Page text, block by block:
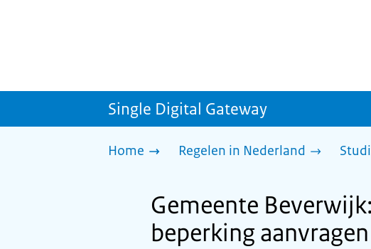
Single Digital Gateway
Home Regelen in Nederland
Gemeente
beperking aanvragen